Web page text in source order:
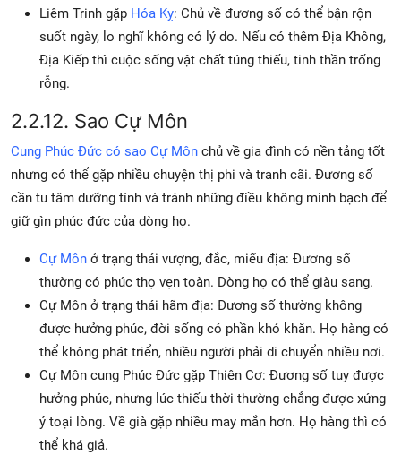
Liêm Trinh gặp Hóa Kỵ: Chủ về đương số có thể bận rộn
suốt ngày, lo nghĩ không có lý do. Nếu có thêm Địa Không,
Địa Kiếp thì cuộc sống vật chất túng thiếu, tinh thần trống
rỗng.
2.2.12. Sao Cự Môn
Cung Phúc Đức có sao Cự Môn chủ về gia đình có nền tảng tốt
nhưng có thể gặp nhiều chuyện thị phi và tranh cãi. Đương số
cần tu tâm dưỡng tính và tránh những điều không minh bạch để
giữ gìn phúc đức của dòng họ.
Cự Môn ở trạng thái vượng, đắc, miếu địa: Đương số
thường có phúc thọ vẹn toàn. Dòng họ có thể giàu sang.
Cự Môn ở trạng thái hãm địa: Đương số thường không
được hưởng phúc, đời sống có phần khó khăn. Họ hàng có
thể không phát triển, nhiều người phải di chuyển nhiều nơi.
Cự Môn cung Phúc Đức gặp Thiên Cơ: Đương số tuy được
hưởng phúc, nhưng lúc thiếu thời thường chẳng được xứng
ý toại lòng. Về già gặp nhiều may mắn hơn. Họ hàng thì có
thể khá giả.